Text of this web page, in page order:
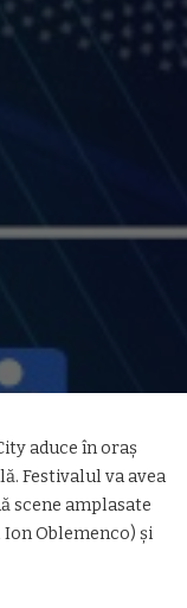
aduce în oraș
Festivalul va avea
scene amplasate
Oblemenco) și